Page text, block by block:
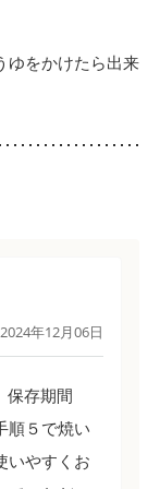
ゆをかけたら出来
2024年12月06日
保存期間
順５で焼い
いやすくお